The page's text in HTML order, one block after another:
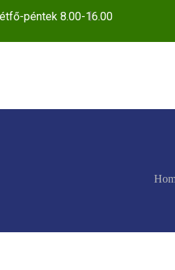
péntek 8.00-16.00